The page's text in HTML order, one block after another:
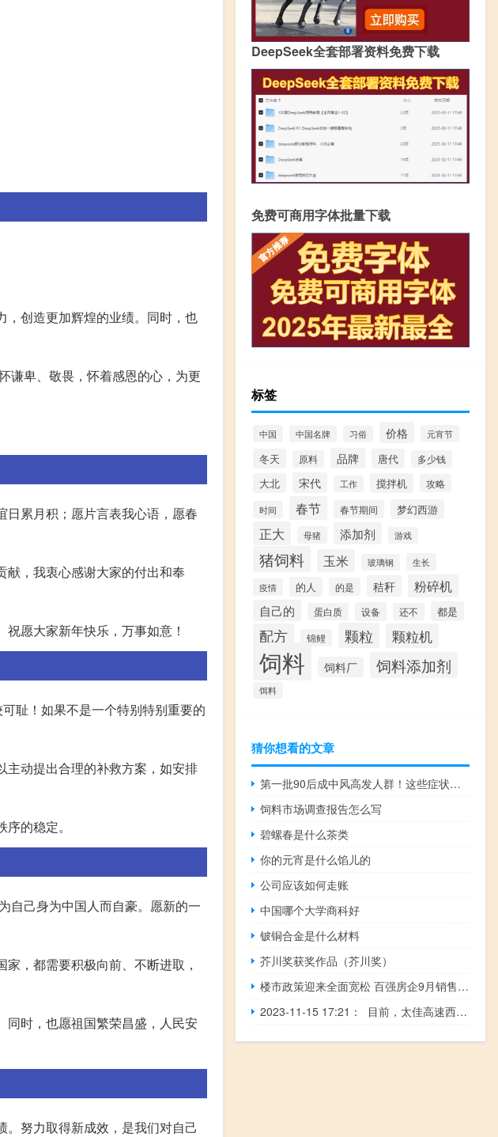
，创造更加辉煌的业绩。同时，也
谦卑、敬畏，怀着感恩的心，为更
累月积；愿片言表我心语，愿春
献，我衷心感谢大家的付出和奉
愿大家新年快乐，万事如意！
耻！如果不是一个特别特别重要的
主动提出合理的补救方案，如安排
的稳定。
自己身为中国人而自豪。愿新的一
，都需要积极向前、不断进取，
同时，也愿祖国繁荣昌盛，人民安
努力取得新成效，是我们对自己
DeepSeek全套部署资料免费下载
免费可商用字体批量下载
标签
中国 中国名牌 习俗 价格 元宵节
冬天 原料 品牌 唐代 多少钱
大北 宋代 工作 搅拌机 攻略
时间 春节 春节期间 梦幻西游
正大 母猪 添加剂 游戏
猪饲料 玉米 玻璃钢
生长
疫情
的人 的是 秸秆 粉碎机
自己的 蛋白质 设备 还不 都是
配方 锦鲤 颗粒 颗粒机
饲料 饲料厂 饲料添加剂
饵料
猜你想看的文章
第一批90后成中风高发人群！这些症状早发现 真的能救命！
饲料市场调查报告怎么写
碧螺春是什么茶类
你的元宵是什么馅儿的
公司应该如何走账
中国哪个大学商科好
铍铜合金是什么材料
芥川奖获奖作品（芥川奖）
楼市政策迎来全面宽松 百强房企9月销售环比回升18%
2023-11-15 17:21： 目前，太佳高速西段、临县段存在积雪，路面湿滑，高速一支队提示：请各位驾驶人减速慢行，切勿疲劳驾驶，安全行车。 ​​​